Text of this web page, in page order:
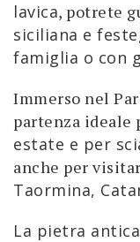
lavica, potrete
siciliana e
famiglia o con
Immerso nel
partenza ideale
estate e per
anche per
Taormina,
La pietra